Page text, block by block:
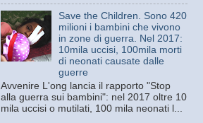
Save the Children. Sono 420
milioni i bambini che vivono
in zone di guerra. Nel 2017:
10mila uccisi, 100mila morti
di neonati causate dalle
guerre
Avvenire L'ong lancia il rapporto "Stop
alla guerra sui bambini": nel 2017 oltre 10
mila uccisi o mutilati, 100 mila neonati l...